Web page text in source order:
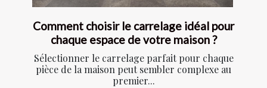
Comment choisir le carrelage idéal pour
chaque espace de votre maison ?
Sélectionner le carrelage parfait pour chaque
pièce de la maison peut sembler complexe au
premier...